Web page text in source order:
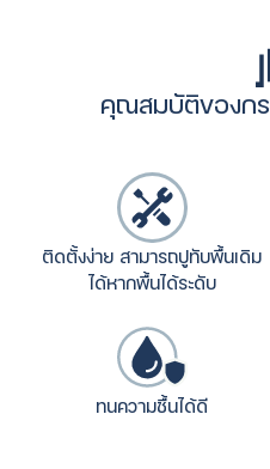
คุณสมบัติของกร
ติดตั้งง่าย สามารถปูทับพื้นเดิม
ได้หากพื้นได้ระดับ
ทนความชื้นได้ดี